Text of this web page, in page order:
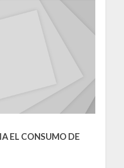
EL CONSUMO DE